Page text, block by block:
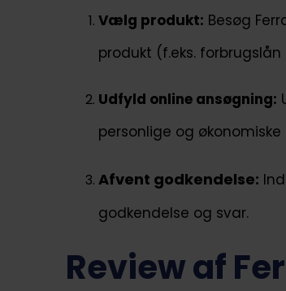
Vælg produkt: Besøg
produkt (f.eks.
Udfyld online ansøgning:
personlige og økonomiske
Afvent godkendelse:
godkendelse og svar.
Review af